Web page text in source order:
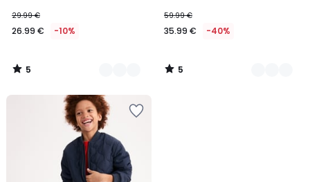
29.99 €
26.99 € -10%
5
/
59.99 €
35.99 € -40%
5
/